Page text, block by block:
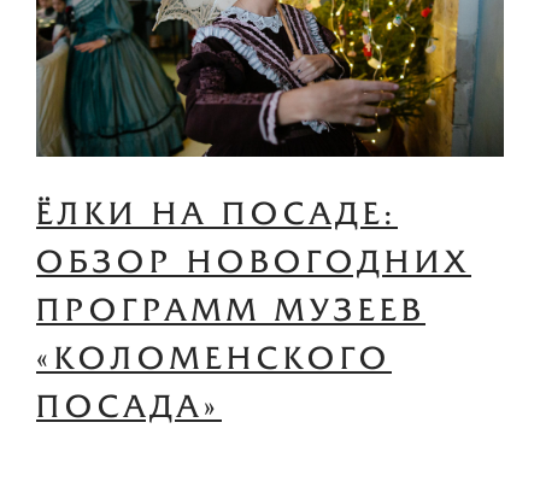
ЁЛКИ НА ПОСАДЕ:
ОБЗОР НОВОГОДНИХ
ПРОГРАММ МУЗЕЕВ
«КОЛОМЕНСКОГО
ПОСАДА»